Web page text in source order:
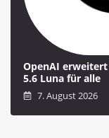
OpenAI erweitert
5.6 Luna für alle
7. August 2026